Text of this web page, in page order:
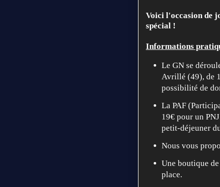
Voici l'occasion de
spécial !
Informations
Le GN se
Avrillé (49), de
possibilité de
La PAF
19€ pour un
petit-déjeuner
Nous vous
Une boutique
place.